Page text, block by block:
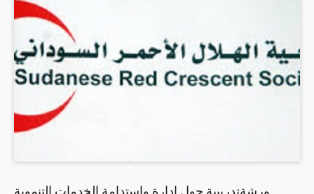
ورشةتدريبية حول إدارة واستدامة الخدمات التنموية